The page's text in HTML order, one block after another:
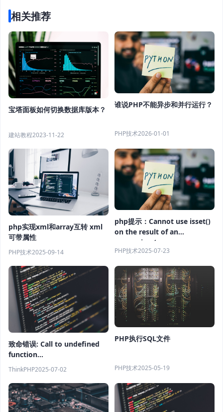
相关推荐
宝塔面板如何切换数据库版本？
建站教程2023-11-22
谁说PHP不能异步和并行运行？
PHP技术2026-01-01
php实现xml和array互转 xml
可带属性
PHP技术2025-09-14
php提示：Cannot use isset()
on the result of an
expression (you can use
"null !== expression"
PHP技术2025-07-23
致命错误: Call to undefined
function
addons\clicaptcha\library\imagettfbbox()
ThinkPHP2025-07-02
PHP执行SQL文件
PHP技术2025-05-19